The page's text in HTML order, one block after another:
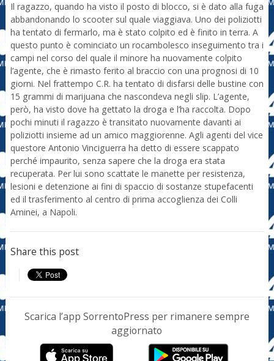
Il ragazzo, quando ha visto il posto di blocco, si è dato alla fuga
abbandonando lo scooter sul quale viaggiava. Uno dei poliziotti
ha tentato di fermarlo, ma è stato colpito ed è finito in terra. A
questo punto è cominciato un rocambolesco inseguimento tra i
campi nel corso del quale il minore ha nuovamente colpito
l’agente, che è rimasto ferito al braccio con una prognosi di 10
giorni. Nel frattempo C.R. ha tentato di disfarsi delle bustine con
15 grammi di marijuana che nascondeva negli slip. L’agente,
però, ha visto dove ha gettato la droga e l’ha raccolta. Dopo
pochi minuti il ragazzo è transitato nuovamente davanti ai
poliziotti insieme ad un amico maggiorenne. Agli agenti del vice
questore Antonio Vinciguerra ha detto di essere scappato
perché impaurito, senza sapere che la droga era stata
recuperata. Per lui sono scattate le manette per resistenza,
lesioni e detenzione ai fini di spaccio di sostanze stupefacenti
ed il trasferimento al centro di prima accoglienza dei Colli
Aminei, a Napoli.
Share this post
Scarica l’app SorrentoPress per rimanere sempre
aggiornato